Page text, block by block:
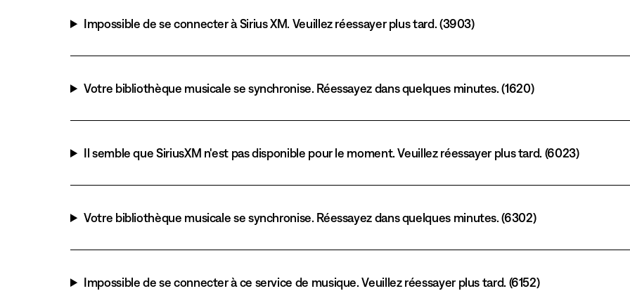
Impossible de se connecter à Sirius XM. Veuillez réessayer plus tard. (3903)
Votre bibliothèque musicale se synchronise. Réessayez dans quelques minutes. (1620)
Il semble que SiriusXM n'est pas disponible pour le moment. Veuillez réessayer plus tard. (6023)
Votre bibliothèque musicale se synchronise. Réessayez dans quelques minutes. (6302)
Impossible de se connecter à ce service de musique. Veuillez réessayer plus tard. (6152)